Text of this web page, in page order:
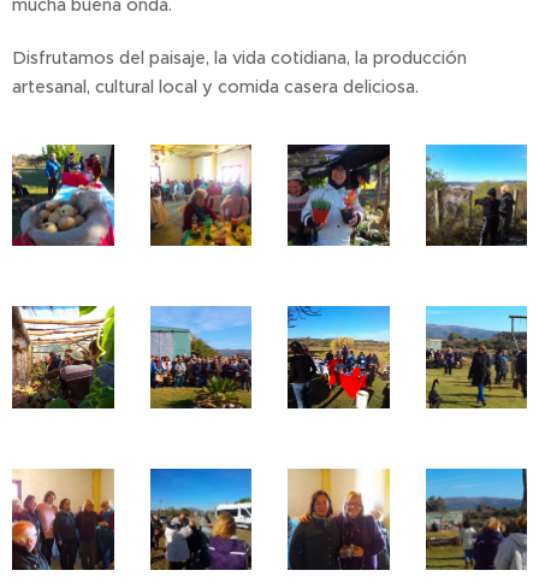
Disfrutamos del paisaje, la vida cotidiana, la producción
artesanal, cultural local y comida casera deliciosa.